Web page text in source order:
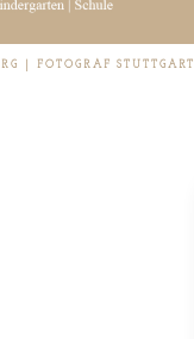
| FOTOGRAF STUTTGART